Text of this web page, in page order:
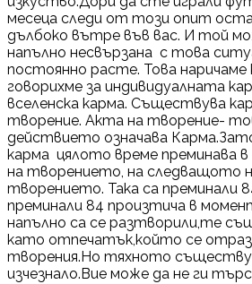
месеца следи от този опит
дълбоко вътре във вас. И той
напълно несвързана с това
постоянно расте. Това наричаме
говорихме за индивидуалната
вселенска карма. Съществува
творение. Акта на творение-
действието означава
карма цялото време преминава
на творението, на следващото
творението. Така са преминали
преминали 84 произтича в
напълно са се разтворили,те
като отпечатък,който се
творения.Но тяхното
изчезнало.Вие може да не ги